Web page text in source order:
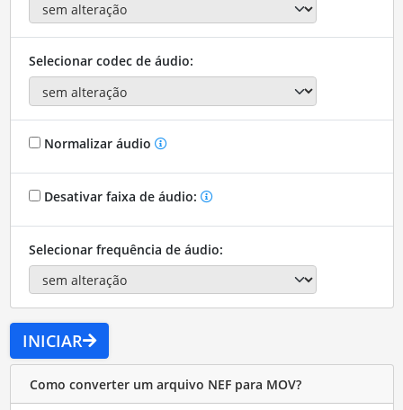
Selecionar codec de áudio:
Normalizar áudio
Desativar faixa de áudio:
Selecionar frequência de áudio:
INICIAR
Como converter um arquivo NEF para MOV?